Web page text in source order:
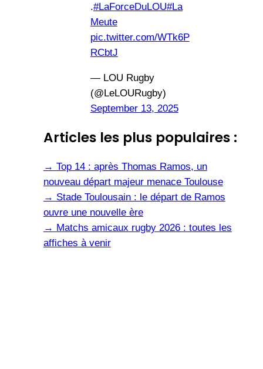
.#LaForceDuLOU#La
Meute
pic.twitter.com/WTk6P
RCbtJ
— LOU Rugby
(@LeLOURugby)
September 13, 2025
Articles les plus populaires :
→ Top 14 : après Thomas Ramos, un
nouveau départ majeur menace Toulouse
→ Stade Toulousain : le départ de Ramos
ouvre une nouvelle ère
→ Matchs amicaux rugby 2026 : toutes les
affiches à venir